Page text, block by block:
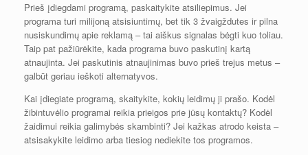
Prieš įdiegdami programą, paskaitykite atsiliepimus. Jei
programa turi milijoną atsisiuntimų, bet tik 3 žvaigždutes ir pilna
nusiskundimų apie reklamą – tai aiškus signalas bėgti kuo toliau.
Taip pat pažiūrėkite, kada programa buvo paskutinį kartą
atnaujinta. Jei paskutinis atnaujinimas buvo prieš trejus metus –
galbūt geriau ieškoti alternatyvos.
Kai įdiegiate programą, skaitykite, kokių leidimų ji prašo. Kodėl
žibintuvėlio programai reikia prieigos prie jūsų kontaktų? Kodėl
žaidimui reikia galimybės skambinti? Jei kažkas atrodo keista –
atsisakykite leidimo arba tiesiog nediekite tos programos.